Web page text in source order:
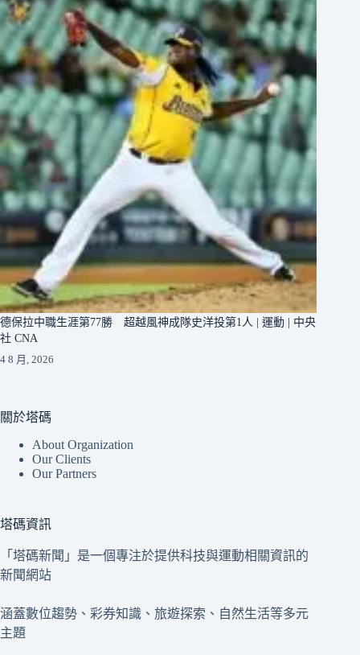
德保拉中職生涯第77勝 超越風神成隊史洋投第1人 | 運動 | 中央
社 CNA
4 8 月, 2026
關於塔碼
About Organization
Our Clients
Our Partners
塔碼資訊
「塔碼新聞」是一個專注於提供科技與運動相關資訊的
新聞網站
涵蓋數位趨勢、彩券知識、旅遊探索、自然生活等多元
主題